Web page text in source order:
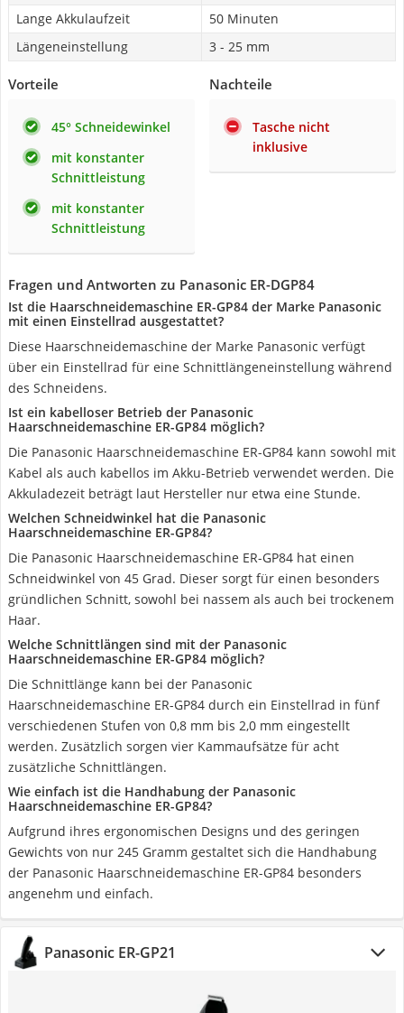
Lange Akkulaufzeit
50 Minuten
Längeneinstellung
3 - 25 mm
Vorteile
45° Schneidewinkel
mit konstanter
Schnittleistung
mit konstanter
Schnittleistung
Nachteile
Tasche nicht
inklusive
Fragen und Antworten zu Panasonic ER-DGP84
Ist die Haarschneidemaschine ER-GP84 der Marke Panasonic
mit einen Einstellrad ausgestattet?
Diese Haarschneidemaschine der Marke Panasonic verfügt
über ein Einstellrad für eine Schnittlängeneinstellung während
des Schneidens.
Ist ein kabelloser Betrieb der Panasonic
Haarschneidemaschine ER-GP84 möglich?
Die Panasonic Haarschneidemaschine ER-GP84 kann sowohl mit
Kabel als auch kabellos im Akku-Betrieb verwendet werden. Die
Akkuladezeit beträgt laut Hersteller nur etwa eine Stunde.
Welchen Schneidwinkel hat die Panasonic
Haarschneidemaschine ER-GP84?
Die Panasonic Haarschneidemaschine ER-GP84 hat einen
Schneidwinkel von 45 Grad. Dieser sorgt für einen besonders
gründlichen Schnitt, sowohl bei nassem als auch bei trockenem
Haar.
Welche Schnittlängen sind mit der Panasonic
Haarschneidemaschine ER-GP84 möglich?
Die Schnittlänge kann bei der Panasonic
Haarschneidemaschine ER-GP84 durch ein Einstellrad in fünf
verschiedenen Stufen von 0,8 mm bis 2,0 mm eingestellt
werden. Zusätzlich sorgen vier Kammaufsätze für acht
zusätzliche Schnittlängen.
Wie einfach ist die Handhabung der Panasonic
Haarschneidemaschine ER-GP84?
Aufgrund ihres ergonomischen Designs und des geringen
Gewichts von nur 245 Gramm gestaltet sich die Handhabung
der Panasonic Haarschneidemaschine ER-GP84 besonders
angenehm und einfach.
Panasonic ER-GP21